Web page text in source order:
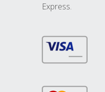
Express.